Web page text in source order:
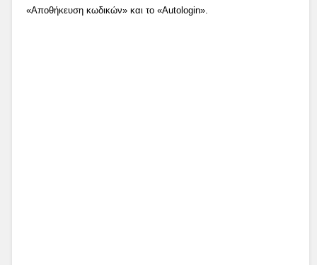
«Αποθήκευση κωδικών» και το «Autologin».